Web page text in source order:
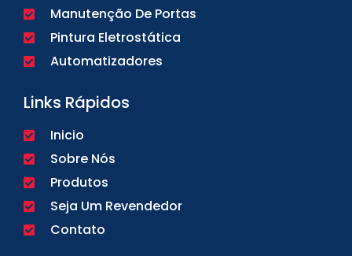
Manutenção De Portas
Pintura Eletrostática
Automatizadores
Links Rápidos
Inicio
Sobre Nós
Produtos
Seja Um Revendedor
Contato